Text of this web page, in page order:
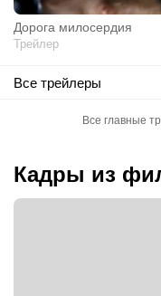
Дорога милосердия
Трейлер
Все трейлеры
Все главные
Кадры из